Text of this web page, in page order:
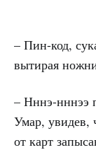
– Пин-код,
вытирая
– Нннэ-нннээ
Умар, увидев,
от карт